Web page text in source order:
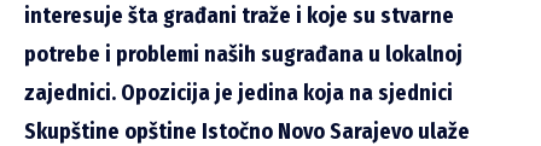
interesuje šta građani traže i koje su stvarne
potrebe i problemi naših sugrađana u lokalnoj
zajednici. Opozicija je jedina koja na sjednici
Skupštine opštine Istočno Novo Sarajevo ulaže